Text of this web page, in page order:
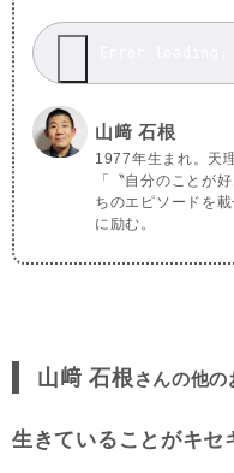
山﨑 石根
1977年生まれ。天
「〝自分のことが
ちのエピソードを
に励む。
山﨑 石根 さんの他の
生きていることがキセ